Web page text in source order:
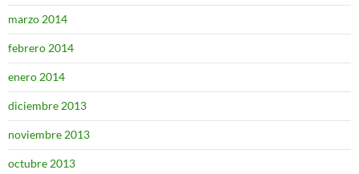
marzo 2014
febrero 2014
enero 2014
diciembre 2013
noviembre 2013
octubre 2013